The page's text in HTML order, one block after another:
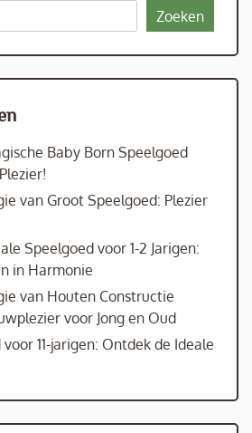
Zoeken
Baby Born Speelgoed
van Groot Speelgoed: Plezier
Speelgoed voor 1-2 Jarigen:
in Harmonie
van Houten Constructie
voor Jong en Oud
11-jarigen: Ontdek de Ideale